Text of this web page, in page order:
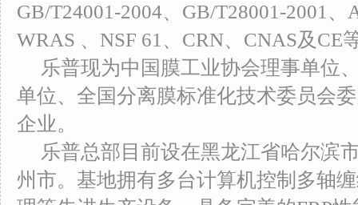
GB/T24001-2004、GB/T28001-2001、
WRAS 、NSF 61、CRN、CNAS及CE
乐普现为中国膜工业协会理事单位
单位、全国分离膜标准化技术委员会
企业。
乐普总部目前设在黑龙江省哈尔滨
州市。基地拥有多台计算机控制多轴